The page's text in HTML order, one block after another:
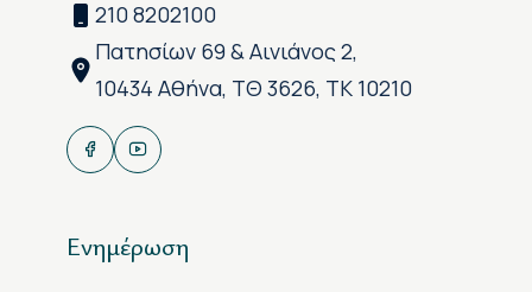
210 8202100
Πατησίων 69 & Αινιάνος 2,
10434 Αθήνα, ΤΘ 3626, ΤΚ 10210
Ενημέρωση